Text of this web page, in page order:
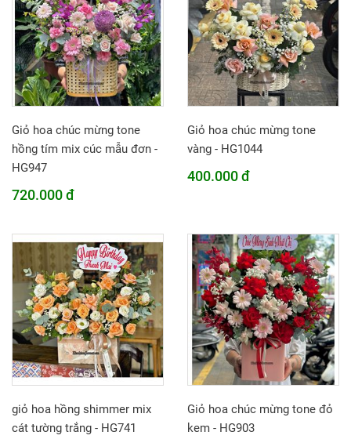
Giỏ hoa chúc mừng tone
hồng tím mix cúc mẫu đơn -
HG947
720.000 đ
Giỏ hoa chúc mừng tone
vàng - HG1044
400.000 đ
giỏ hoa hồng shimmer mix
cát tường trắng - HG741
Giỏ hoa chúc mừng tone đỏ
kem - HG903